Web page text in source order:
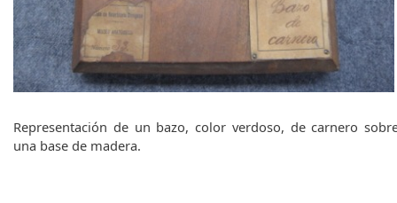
q
u
e
d
Representación de un bazo, color verdoso, de carnero
una base de madera.